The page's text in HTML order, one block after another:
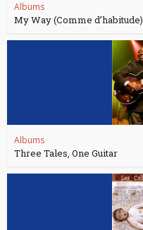
Albums
My Way (Comme d’habitude)
Albums
Three Tales, One Guitar